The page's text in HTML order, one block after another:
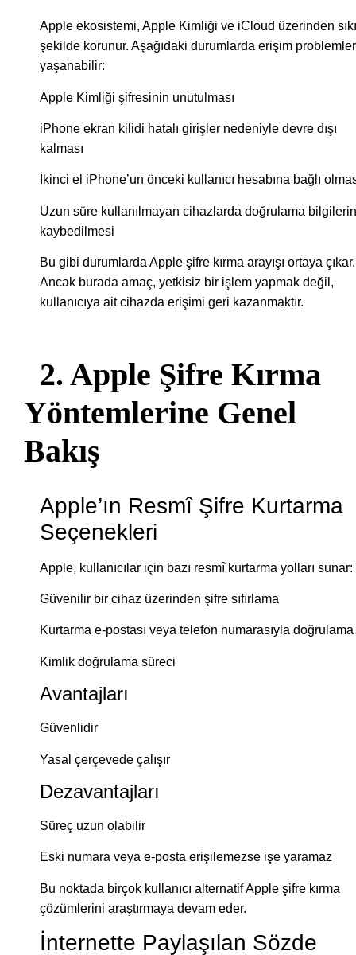
Apple ekosistemi, Apple Kimliği ve iCloud üzerinden sıkı
şekilde korunur. Aşağıdaki durumlarda erişim
yaşanabilir:
Apple Kimliği şifresinin unutulması
iPhone ekran kilidi hatalı girişler nedeniyle devre dışı
kalması
İkinci el iPhone’un önceki kullanıcı hesabına bağlı
Uzun süre kullanılmayan cihazlarda doğrulama
kaybedilmesi
Bu gibi durumlarda Apple şifre kırma arayışı ortaya çıkar.
Ancak burada amaç, yetkisiz bir işlem yapmak değil,
kullanıcıya ait cihazda erişimi geri kazanmaktır.
2. Apple Şifre Kırma
Yöntemlerine Genel
Bakış
Apple’ın Resmî Şifre Kurtarma
Seçenekleri
Apple, kullanıcılar için bazı resmî kurtarma yolları sunar:
Güvenilir bir cihaz üzerinden şifre sıfırlama
Kurtarma e-postası veya telefon numarasıyla doğrulama
Kimlik doğrulama süreci
Avantajları
Güvenlidir
Yasal çerçevede çalışır
Dezavantajları
Süreç uzun olabilir
Eski numara veya e-posta erişilemezse işe yaramaz
Bu noktada birçok kullanıcı alternatif Apple şifre kırma
çözümlerini araştırmaya devam eder.
İnternette Paylaşılan Sözde